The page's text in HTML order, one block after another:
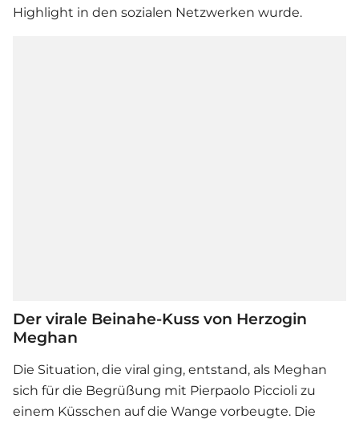
Highlight in den sozialen Netzwerken wurde.
Der virale Beinahe-Kuss von Herzogin
Meghan
Die Situation, die viral ging, entstand, als Meghan
sich für die Begrüßung mit Pierpaolo Piccioli zu
einem Küsschen auf die Wange vorbeugte. Die